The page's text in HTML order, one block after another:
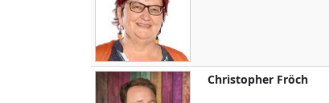
Christopher Fröch